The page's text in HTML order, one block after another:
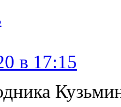
в 17:15